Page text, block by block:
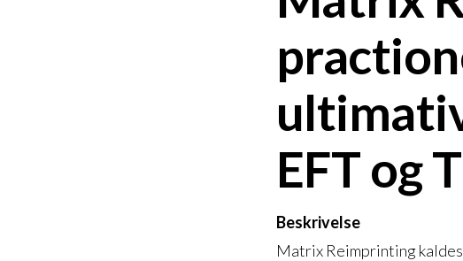
EFT og
Beskrivelse
Matrix Reimprinting